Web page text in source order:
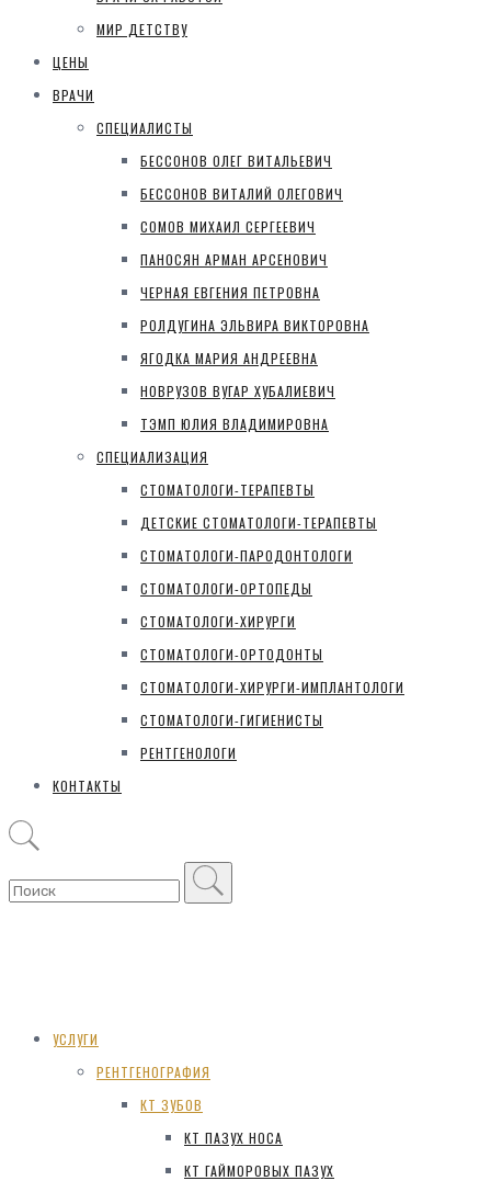
МИР ДЕТСТВУ
ЦЕНЫ
ВРАЧИ
СПЕЦИАЛИСТЫ
БЕССОНОВ ОЛЕГ ВИТАЛЬЕВИЧ
БЕССОНОВ ВИТАЛИЙ ОЛЕГОВИЧ
СОМОВ МИХАИЛ СЕРГЕЕВИЧ
ПАНОСЯН АРМАН АРСЕНОВИЧ
ЧЕРНАЯ ЕВГЕНИЯ ПЕТРОВНА
РОЛДУГИНА ЭЛЬВИРА ВИКТОРОВНА
ЯГОДКА МАРИЯ АНДРЕЕВНА
НОВРУЗОВ ВУГАР ХУБАЛИЕВИЧ
ТЭМП ЮЛИЯ ВЛАДИМИРОВНА
СПЕЦИАЛИЗАЦИЯ
СТОМАТОЛОГИ-ТЕРАПЕВТЫ
ДЕТСКИЕ СТОМАТОЛОГИ-ТЕРАПЕВТЫ
СТОМАТОЛОГИ-ПАРОДОНТОЛОГИ
СТОМАТОЛОГИ-ОРТОПЕДЫ
СТОМАТОЛОГИ-ХИРУРГИ
СТОМАТОЛОГИ-ОРТОДОНТЫ
СТОМАТОЛОГИ-ХИРУРГИ-ИМПЛАНТОЛОГИ
СТОМАТОЛОГИ-ГИГИЕНИСТЫ
РЕНТГЕНОЛОГИ
КОНТАКТЫ
УСЛУГИ
РЕНТГЕНОГРАФИЯ
КТ ЗУБОВ
КТ ПАЗУХ НОСА
КТ ГАЙМОРОВЫХ ПАЗУХ